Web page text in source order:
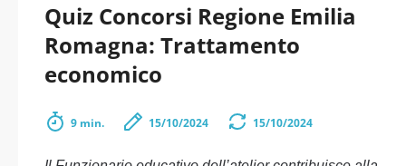
Quiz Concorsi Regione Emilia
Romagna: Trattamento
economico
9 min. 15/10/2024 15/10/2024